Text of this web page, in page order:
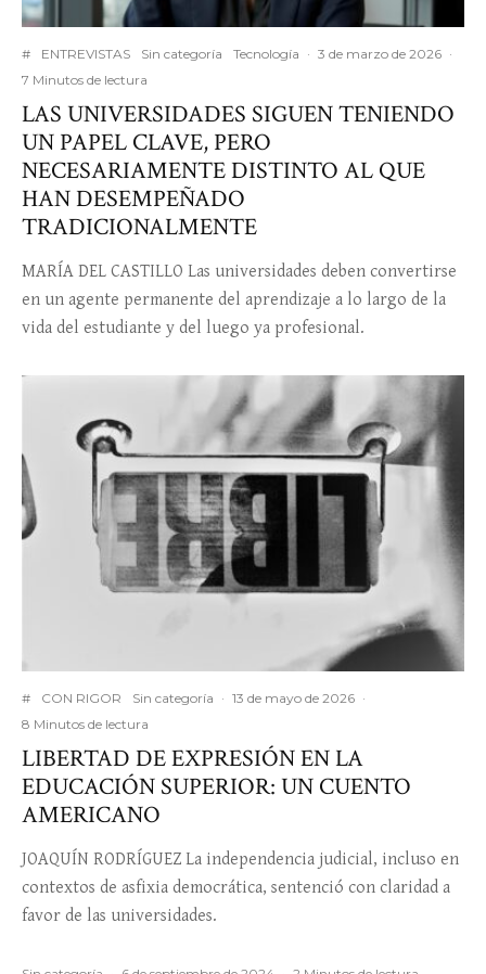
# ENTREVISTAS Sin categoría Tecnología · 3 de marzo de 2026 ·
7 Minutos de lectura
LAS UNIVERSIDADES SIGUEN TENIENDO
UN PAPEL CLAVE, PERO
NECESARIAMENTE DISTINTO AL QUE
HAN DESEMPEÑADO
TRADICIONALMENTE
MARÍA DEL CASTILLO Las universidades deben convertirse
en un agente permanente del aprendizaje a lo largo de la
vida del estudiante y del luego ya profesional.
# CON RIGOR Sin categoría · 13 de mayo de 2026 ·
8 Minutos de lectura
LIBERTAD DE EXPRESIÓN EN LA
EDUCACIÓN SUPERIOR: UN CUENTO
AMERICANO
JOAQUÍN RODRÍGUEZ La independencia judicial, incluso en
contextos de asfixia democrática, sentenció con claridad a
favor de las universidades.